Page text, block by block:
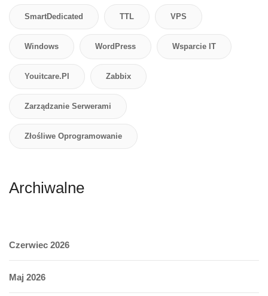
SmartDedicated TTL VPS
Windows WordPress Wsparcie IT
Youitcare.pl Zabbix
Zarządzanie Serwerami
Złośliwe Oprogramowanie
Archiwalne
Czerwiec 2026
Maj 2026